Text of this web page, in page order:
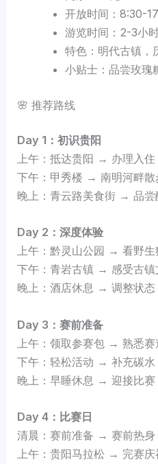
开放时间：8:30-
游览时间：2-3小
特色：明代古镇，
小贴士：品尝玫瑰
🌸 推荐路线
Day 1：初识贵阳
上午：抵达贵阳 → 办理入
下午：甲秀楼 → 南明河畔散
晚上：青云路美食街 → 品尝
Day 2：深度体验
上午：黔灵山公园 → 看野生
下午：青岩古镇 → 感受古镇
晚上：酒店休息 → 调整状态
Day 3：赛前准备
上午：领取参赛包 → 熟悉赛
下午：轻松活动 → 补充碳水
晚上：早睡休息 → 迎接比赛
Day 4：比赛日
清晨：赛前准备 → 赛前热身
上午：贵阳马拉松 → 完赛庆